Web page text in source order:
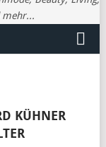
mehr...
KÜHNER